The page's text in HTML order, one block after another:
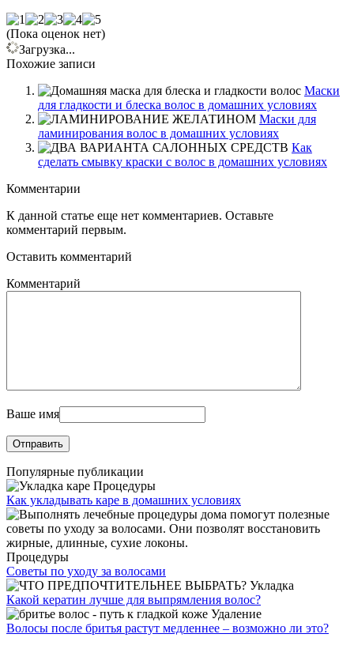
(Пока оценок нет)
Загрузка...
Похожие записи
Маски
для гладкости и блеска волос в домашних условиях
Маски для
ламинирования волос в домашних условиях
Как
сделать смывку краски с волос в домашних условиях
Комментарии
К данной статье еще нет комментариев. Оставьте
комментарий первым.
Оставить комментарий
Комментарий
Ваше имя
Популярные публикации
Процедуры
Как укладывать каре в домашних условиях
Процедуры
Советы по уходу за волосами
Укладка
Какой кератин лучше для выпрямления волос?
Удаление
Волосы после бритья растут медленнее – возможно ли это?